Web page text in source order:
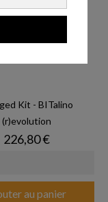
Kit - BITalino
(r)evolution
Prix
226,80 €
au panier